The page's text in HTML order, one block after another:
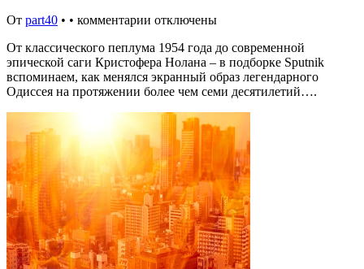
От part40 • • комментарии отключены
От классического пеплума 1954 года до современной
эпической саги Кристофера Нолана – в подборке Sputnik
вспоминаем, как менялся экранный образ легендарного
Одиссея на протяжении более чем семи десятилетий….